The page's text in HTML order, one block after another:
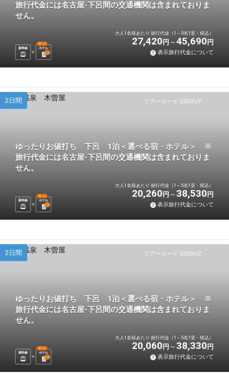
旅行代金には名古屋-下呂間の交通機関は含まれておりま
せん。
新幹線 ホテル
選べる
1 泊
大人1名様あたり 旅行代金（1～5名1室・税込）
27,420 円 45,690 円
表示旅行代金について
ツアーコード Q02OUY
2日間
ゆったりお値打ち 下呂 1泊＜選べる宿・ホテル＞ ※
旅行代金には名古屋-下呂間の交通機関は含まれておりま
せん。
新幹線 ホテル
選べる
1 泊
大人1名様あたり 旅行代金（1～5名1室・税込）
20,260 円 38,530 円
表示旅行代金について
ツアーコード Q02OUZ
2日間
ゆったりお値打ち 下呂 1泊＜選べる宿・ホテル＞ ※
旅行代金には名古屋-下呂間の交通機関は含まれておりま
せん。
新幹線 ホテル
選べる
1 泊
大人1名様あたり 旅行代金（1～5名1室・税込）
20,060 円 38,330 円
表示旅行代金について